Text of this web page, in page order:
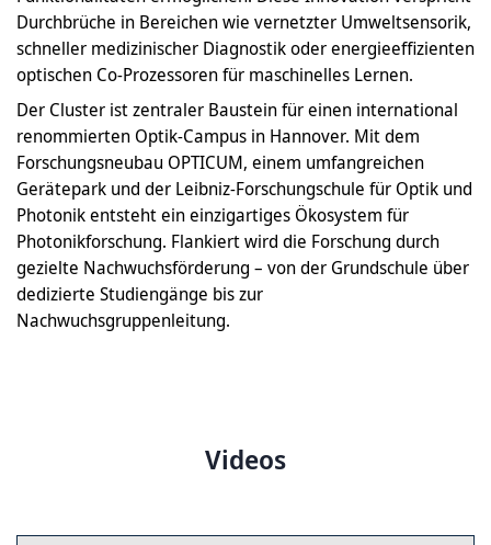
Durchbrüche in Bereichen wie vernetzter Umweltsensorik,
schneller medizinischer Diagnostik oder energieeffizienten
optischen Co-Prozessoren für maschinelles Lernen.
Der Cluster ist zentraler Baustein für einen international
renommierten Optik-Campus in Hannover. Mit dem
Forschungsneubau OPTICUM, einem umfangreichen
Gerätepark und der Leibniz-Forschungschule für Optik und
Photonik entsteht ein einzigartiges Ökosystem für
Photonikforschung. Flankiert wird die Forschung durch
gezielte Nachwuchsförderung – von der Grundschule über
dedizierte Studiengänge bis zur
Nachwuchsgruppenleitung.
Videos